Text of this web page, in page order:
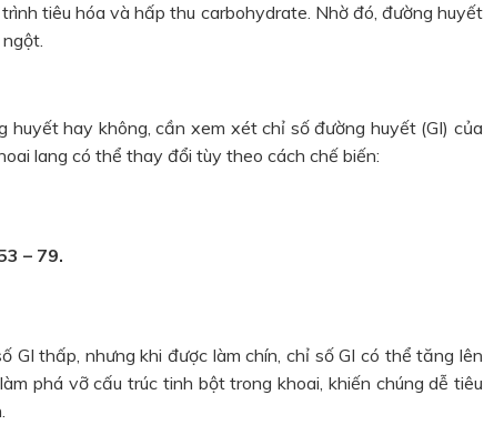
tiêu hóa và hấp thu carbohydrate. Nhờ đó, đường huyết
huyết hay không, cần xem xét chỉ số đường huyết (GI) của
lang có thể thay đổi tùy theo cách chế biến:
– 79.
GI thấp, nhưng khi được làm chín, chỉ số GI có thể tăng lên
phá vỡ cấu trúc tinh bột trong khoai, khiến chúng dễ tiêu